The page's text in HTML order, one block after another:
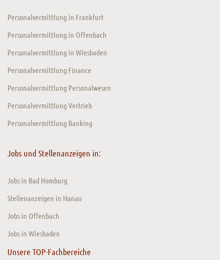
Personalvermittlung in Frankfurt
Personalvermittlung in Offenbach
Personalvermittlung in Wiesbaden
Personalvermittlung Finance
Personalvermittlung Personalwesen
Personalvermittlung Vertrieb
Personalvermittlung Banking
Jobs und Stellenanzeigen in:
Jobs in Bad Homburg
Stellenanzeigen in Hanau
Jobs in Offenbach
Jobs in Wiesbaden
Unsere TOP-Fachbereiche